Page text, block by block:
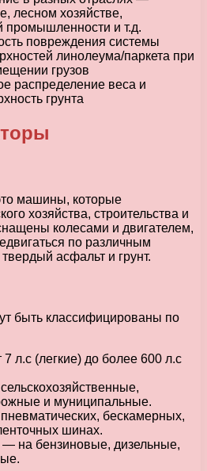
лесном хозяйстве,
и т.д.
повреждения системы
линолеума/паркета при
грузов
распределение веса и
грунта
машины, которые
хозяйства, строительства и
колесами и двигателем,
по различным
асфальт и грунт.
быть классифицированы по
л.с (легкие) до более 600 л.с
и муниципальные.
бескамерных,
шинах.
— на бензиновые, дизельные,